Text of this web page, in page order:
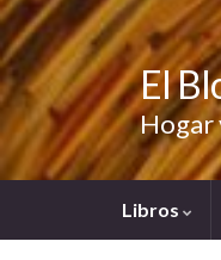
El
Hogar
Libros